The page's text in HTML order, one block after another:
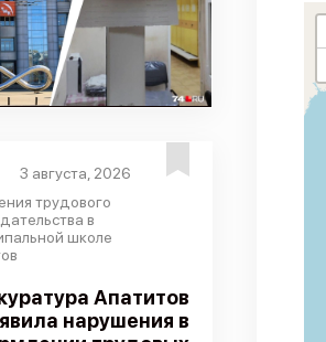
3 августа, 2026
трудового
в
школе
Апатитов
нарушения в